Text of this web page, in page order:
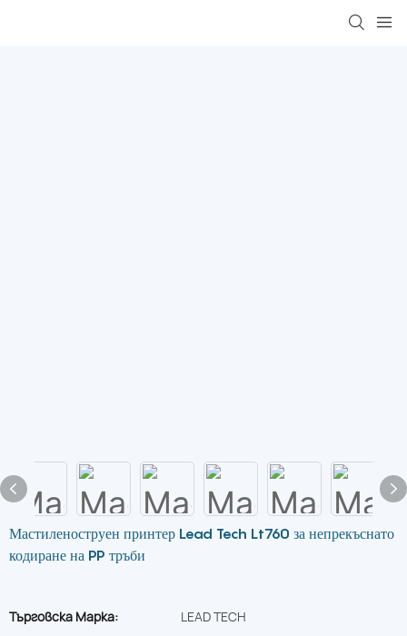
Мастиленоструен принтер Lead Tech Lt760 за непрекъснато
кодиране на PP тръби
Търговска Марка:
LEAD TECH